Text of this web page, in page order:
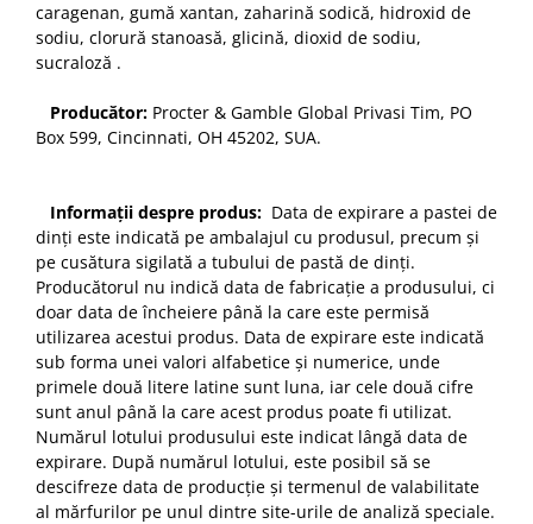
caragenan, gumă xantan, zaharină sodică, hidroxid de
sodiu, clorură stanoasă, glicină, dioxid de sodiu,
sucraloză .
Producător: Procter & Gamble Global Privasi Tim, PO
Box 599, Cincinnati, OH 45202, SUA.
Informații despre produs: Data de expirare a pastei de
dinți este indicată pe ambalajul cu produsul, precum și
pe cusătura sigilată a tubului de pastă de dinți.
Producătorul nu indică data de fabricație a produsului, ci
doar data de încheiere până la care este permisă
utilizarea acestui produs. Data de expirare este indicată
sub forma unei valori alfabetice și numerice, unde
primele două litere latine sunt luna, iar cele două cifre
sunt anul până la care acest produs poate fi utilizat.
Numărul lotului produsului este indicat lângă data de
expirare. După numărul lotului, este posibil să se
descifreze data de producție și termenul de valabilitate
al mărfurilor pe unul dintre site-urile de analiză speciale.